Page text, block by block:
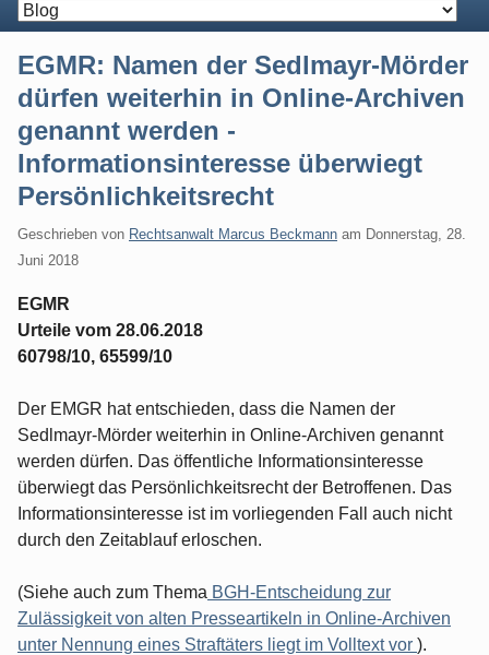
EGMR: Namen der Sedlmayr-Mörder
dürfen weiterhin in Online-Archiven
genannt werden -
Informationsinteresse überwiegt
Persönlichkeitsrecht
Geschrieben von Rechtsanwalt Marcus Beckmann am Donnerstag, 28.
Juni 2018
EGMR
Urteile vom 28.06.2018
60798/10, 65599/10
Der EMGR hat entschieden, dass die Namen der
Sedlmayr-Mörder weiterhin in Online-Archiven genannt
werden dürfen. Das öffentliche Informationsinteresse
überwiegt das Persönlichkeitsrecht der Betroffenen. Das
Informationsinteresse ist im vorliegenden Fall auch nicht
durch den Zeitablauf erloschen.
(Siehe auch zum Thema BGH-Entscheidung zur
Zulässigkeit von alten Presseartikeln in Online-Archiven
unter Nennung eines Straftäters liegt im Volltext vor ).